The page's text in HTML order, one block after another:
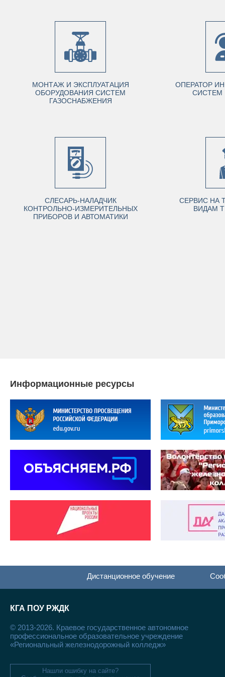
МОНТАЖ И ЭКСПЛУАТАЦИЯ
ОБОРУДОВАНИЯ СИСТЕМ
ГАЗОСНАБЖЕНИЯ
ОПЕРАТОР
СИСТЕМ
СЛЕСАРЬ-НАЛАДЧИК
КОНТРОЛЬНО-ИЗМЕРИТЕЛЬНЫХ
ПРИБОРОВ И АВТОМАТИКИ
СЕРВИС НА
ВИДАМ
Информационные ресурсы
Дистанционное обучение
КГА ПОУ РЖДК
© 2013-2026. Краевое государственное автономное
профессиональное образовательное учреждение
«Региональный железнодорожный колледж»
Нашли ошибку на сайте?